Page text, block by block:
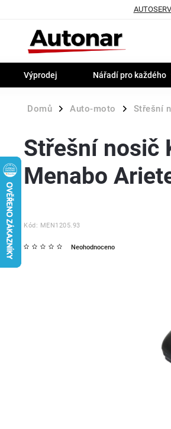
Výprodej Nářadí pro každého
Domů / Auto-moto / Střešní
Střešní nosič
Menabo
Kód: MEN1205.93
Neohodnoceno